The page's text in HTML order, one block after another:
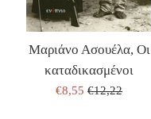
Μαριάνο Ασουέλα, Οι
καταδικασμένοι
ΤΙΜΗ
€8,55 ΤΙΜΗ
€12,22